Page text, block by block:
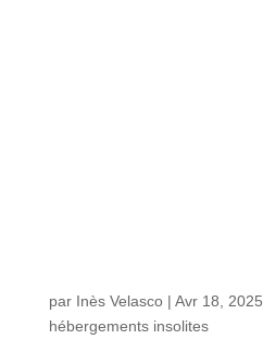
par Inès Velasco| Avr 18, 2025
hébergements insolites